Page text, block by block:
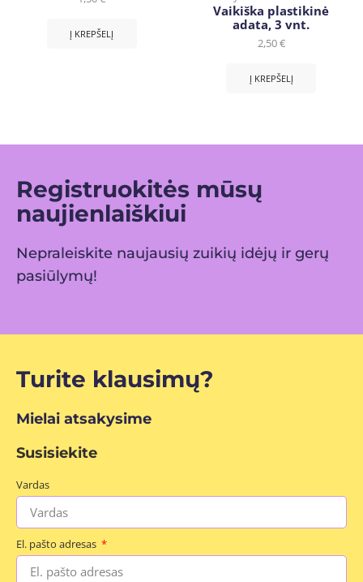
Į KREPŠELĮ
Vaikiška plastikinė
adata, 3 vnt.
2,50€
Į KREPŠELĮ
Registruokitės mūsų
naujienlaiškiui
Nepraleiskite naujausių zuikių idėjų ir gerų
pasiūlymų!
Turite klausimų?
Mielai atsakysime
Susisiekite
Vardas
El. pašto adresas